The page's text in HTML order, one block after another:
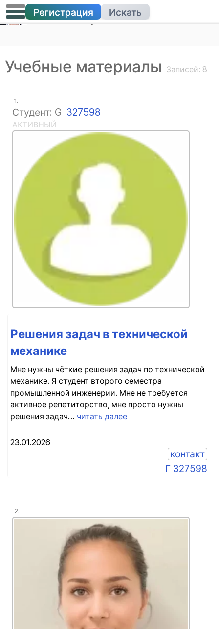
Репетиторство
Регистрация Искать
Учебные материалы Записей: 8
1.
Студент: G 327598
АКТИВНЫЙ
Решения задач в технической
механике
Мне нужны чёткие решения задач по технической
механике. Я студент второго семестра
промышленной инженерии. Мне не требуется
активное репетиторство, мне просто нужны
решения задач… читать далее
23.01.2026
контакт
Г 327598
2.